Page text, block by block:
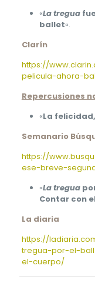
«La tregua
ballet«.
Clarín
https://
pelicula-ahora-
Repercusiones
«La
Semanario
https://
ese-breve-
«La tregua
Contar con
La diaria
https://
tregua-por-el-
el-cuerpo/